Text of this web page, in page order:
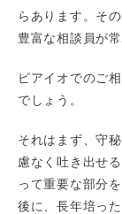
らあります。そ
豊富な相談員が
ピアイオでのご
でしょう。
それはまず、守
慮なく吐き出せ
って重要な部分
後に、長年培っ